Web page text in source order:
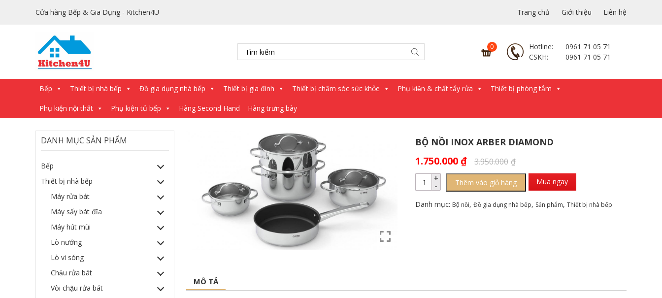
Cửa hàng Bếp & Gia Dụng - Kitchen4U Trang chủ Giới thiệu Liên hệ
Hotline:
0961 71 05 71
CSKH:
0961 71 05 71
Bếp Thiết bị nhà bếp Đồ gia dụng nhà bếp Thiết bị gia đình Thiết bị chăm sóc sức khỏe Phụ kiện & chất tẩy rửa Thiết bị phòng tắm
Phụ kiện nội thất Phụ kiện tủ bếp Hàng Second Hand Hàng trưng bày
BỘ NỒI INOX ARBER DIAMOND
1.750.000 ₫ 3.950.000 ₫
Thêm vào giỏ hàng Mua ngay
Danh mục: Bộ nồi, Đồ gia dụng nhà bếp, Sản phẩm, Thiết bị nhà bếp
MÔ TẢ
DANH MỤC SẢN PHẨM
Bếp
Thiết bị nhà bếp
Máy rửa bát
Máy sấy bát đĩa
Máy hút mùi
Lò nướng
Lò vi sóng
Chậu rửa bát
Vòi chậu rửa bát